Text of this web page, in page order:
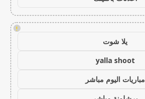
!
يلا شوت
yalla shoot
مباريات اليوم مباشر